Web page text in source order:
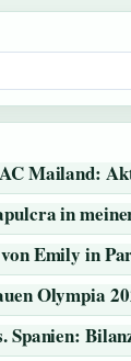
Mailand:
in
Emily in
Olympia
Spanien: